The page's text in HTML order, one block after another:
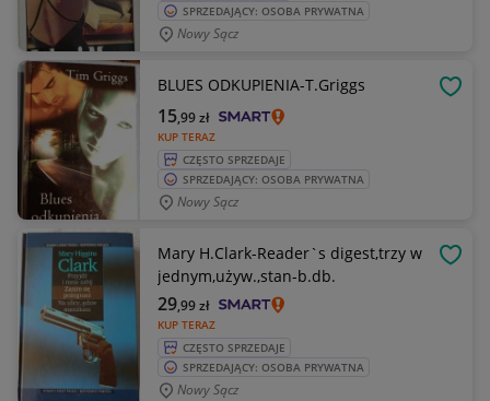
SPRZEDAJĄCY: OSOBA PRYWATNA
Nowy Sącz
BLUES ODKUPIENIA-T.Griggs
KUP TERAZ
15,99zł
CZĘSTO SPRZEDAJE
SPRZEDAJĄCY: OSOBA PRYWATNA
Nowy Sącz
Mary H.Clark-Reader`s digest,trzy w
jednym,używ.,stan-b.db.
KUP TERAZ
29,99zł
CZĘSTO SPRZEDAJE
SPRZEDAJĄCY: OSOBA PRYWATNA
Nowy Sącz